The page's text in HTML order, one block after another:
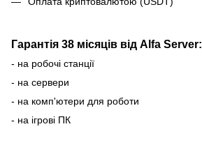
Гарантія 38 місяців від Alfa Server:
- на робочі станції
- на сервери
- на комп'ютери для роботи
- на ігрові ПК